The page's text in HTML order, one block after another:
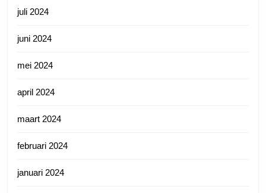
juli 2024
juni 2024
mei 2024
april 2024
maart 2024
februari 2024
januari 2024